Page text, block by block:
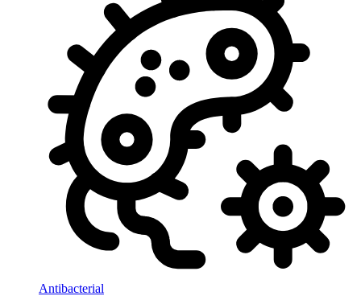
Antibacterial